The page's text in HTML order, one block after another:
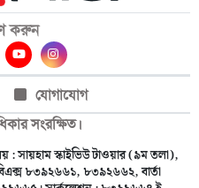
করুন
যোগাযোগ
সংরক্ষিত।
: সায়হাম স্কাইভিউ টাওয়ার (৯ম তলা),
৮৩৯২৬৬১, ৮৩৯২৬৬২, বার্তা